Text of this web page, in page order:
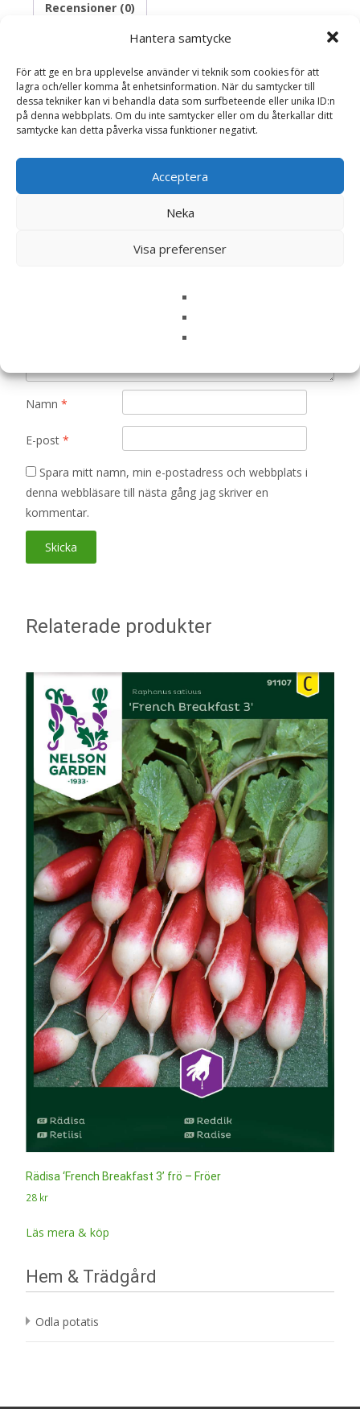
Hantera samtycke
För att ge en bra upplevelse använder vi teknik som cookies för att
lagra och/eller komma åt enhetsinformation. När du samtycker till
dessa tekniker kan vi behandla data som surfbeteende eller unika ID:n
på denna webbplats. Om du inte samtycker eller om du återkallar ditt
samtycke kan detta påverka vissa funktioner negativt.
Acceptera
Neka
Visa preferenser
Recensioner (0)
Recensioner
Det finns inga recensioner än.
Bli först med att recensera ”Pensé
‘Beaconsfield’, frö – Fröer”
Din e-postadress kommer inte publiceras. Obligatoriska fält
Namn *
E-post *
Spara mitt namn, min e-postadress och webbplats i
denna webbläsare till nästa gång jag skriver en
kommentar.
Relaterade produkter
Rädisa ‘French Breakfast 3’ frö – Fröer
28 kr
Läs mera & köp
Hem & Trädgård
Odla potatis